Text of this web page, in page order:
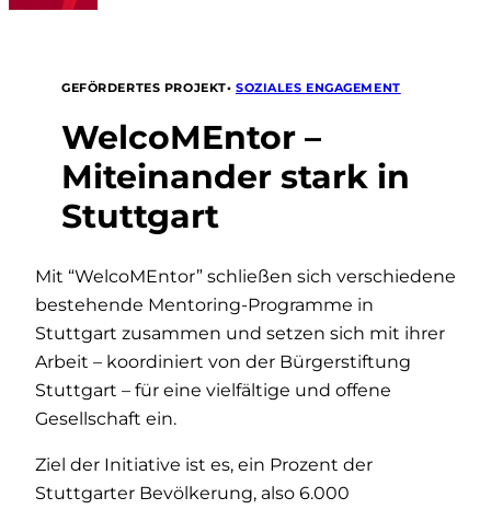
GEFÖRDERTES PROJEKT• SOZIALES ENGAGEMENT
WelcoMEntor –
Miteinander stark in
Stuttgart
Mit “WelcoMEntor” schließen sich verschiedene
bestehende Mentoring-Programme in
Stuttgart zusammen und setzen sich mit ihrer
Arbeit – koordiniert von der Bürgerstiftung
Stuttgart – für eine vielfältige und offene
Gesellschaft ein.
Ziel der Initiative ist es, ein Prozent der
Stuttgarter Bevölkerung, also 6.000